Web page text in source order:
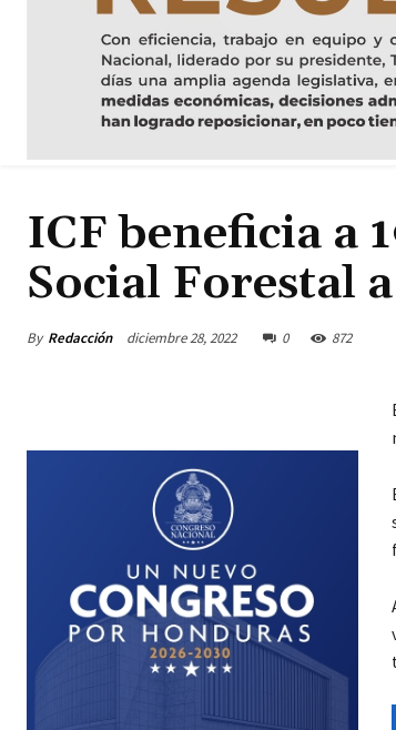
ICF beneficia a
Social Forestal
By Redacción diciembre 28, 2022 0 872